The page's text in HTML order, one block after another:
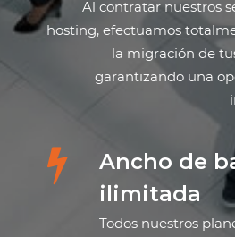
Al contratar nuestros
hosting, efectuamos
la migración de
garantizando una
Ancho de
ilimitada
Todos nuestros